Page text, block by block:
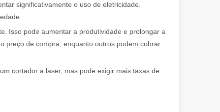
um hobby ou parte de uma operação de manufatura
significativamente o uso de eletricidade.
Isso pode aumentar a produtividade e prolongar a
preço de compra, enquanto outros podem cobrar
cortador a laser, mas pode exigir mais taxas de